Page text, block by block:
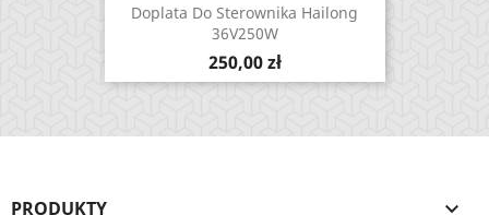
Doplata Do Sterownika Hailong
36V250W
Cena
250,00 zł
PRODUKTY 